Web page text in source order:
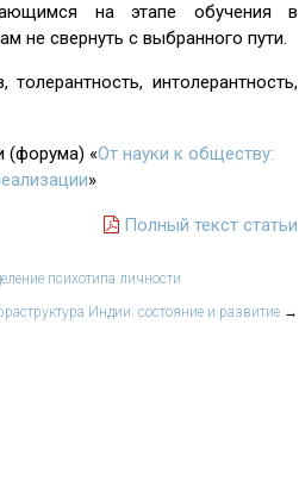
на этапе обучения в
не свернуть с выбранного пути.
толерантность, интолерантность,
(форума) «От науки к обществу:
»
Полный текст статьи
психотипа личности
Индии: состояние и развитие →